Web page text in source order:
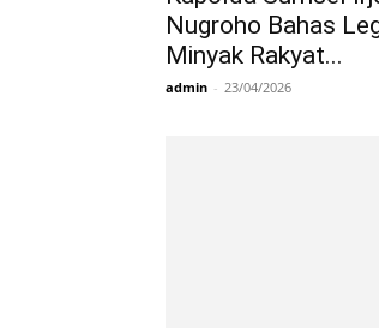
Nugroho Bahas
Minyak Rakyat...
admin - 23/04/2026